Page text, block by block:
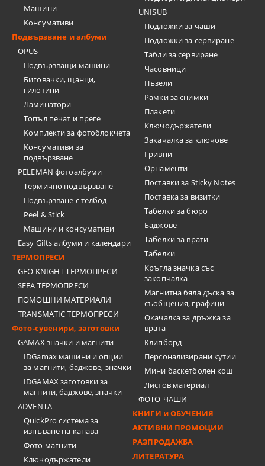
Машини
Консумативи
Подвързване и албуми
OPUS
Подвързващи машини
Биговачки, щанци,
гилотини
Ламинатори
Топъл печат и преге
Комплекти за фотоблокчета
Консумативи за
подвързване
PELEMAN фотоалбуми
Термично подвързване
Подвързване с телбод
Peel & Stick
Машини и консумативи
Easy Gifts албуми и календари
ТЕРМОПРЕСИ
GEO KNIGHT ТЕРМОПРЕСИ
SEFA ТЕРМОПРЕСИ
ПОМОЩНИ МАТЕРИАЛИ
TRANSMATIC ТЕРМОПРЕСИ
Фото-сувенири, заготовки
GAMAX значки и магнити
IDGamax машини и опции
за магнити, баджове, значки
IDGAMAX заготовки за
магнити, баджове, значки
ADVENTA
QuickPro система за
изпъване на канава
Фото магнити
Ключодържатели
UNISUB
Подложки за чаши
Подложки за сервиране
Табли за сервиране
Часовници
Пъзели
Рамки за снимки
Плакети
Ключодържатели
Закачалка за ключове
Гривни
Орнаменти
Поставки за Sticky Notes
Поставка за визитки
Tабелки за бюро
Баджове
Табелки за врати
Табелки
Кръгла значка със
закопчалка
Магнитна бяла дъска за
съобщения, графици
Окачалка за дръжка за
врата
Клипборд
Персонализирани кутии
Мини баскетболен кош
Листов материал
ФОТО-ЧАШИ
КНИГИ и ОБУЧЕНИЯ
АКТИВНИ ПРОМОЦИИ
РАЗПРОДАЖБА
ЛИТЕРАТУРА